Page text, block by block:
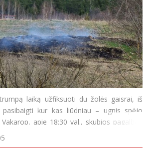
laiką užfiksuoti du žolės gaisrai, iš
kur kas liūdniau – ugnis spėjo
apie 18:30 val., skubios pagalbos
apie gaisrą Rokiškio kaimiškojoje